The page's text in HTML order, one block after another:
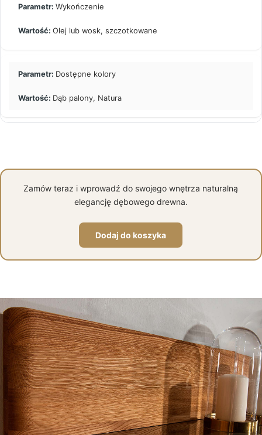
Wykończenie
Olej lub wosk, szczotkowane
Dostępne kolory
Dąb palony, Natura
Zamów teraz i wprowadź do swojego wnętrza naturalną
elegancję dębowego drewna.
Dodaj do koszyka